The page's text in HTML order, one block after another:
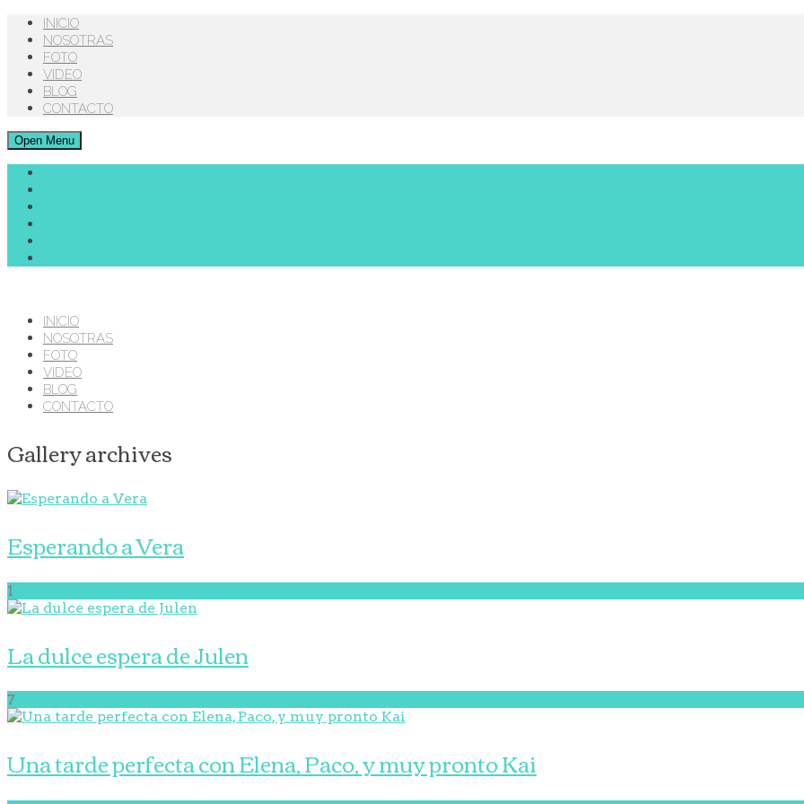
INICIO
NOSOTRAS
FOTO
VIDEO
BLOG
CONTACTO
Open Menu
INICIO
NOSOTRAS
FOTO
VIDEO
BLOG
CONTACTO
Gallery archives
Esperando a Vera
1
La dulce espera de Julen
7
Una tarde perfecta con Elena, Paco, y muy pronto Kai